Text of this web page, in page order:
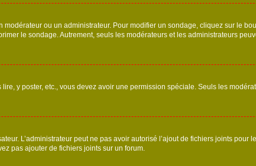
ou un administrateur. Pour modifier un sondage, cliquez sur le
le sondage. Autrement, seuls les modérateurs et les administrateurs
y poster, etc., vous devez avoir une permission spéciale. Seuls les
L’administrateur peut ne pas avoir autorisé l’ajout de fichiers joints
pas ajouter de fichiers joints sur un forum.